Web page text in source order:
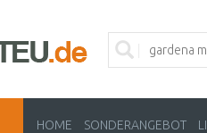
HOME SONDERANGEBOT